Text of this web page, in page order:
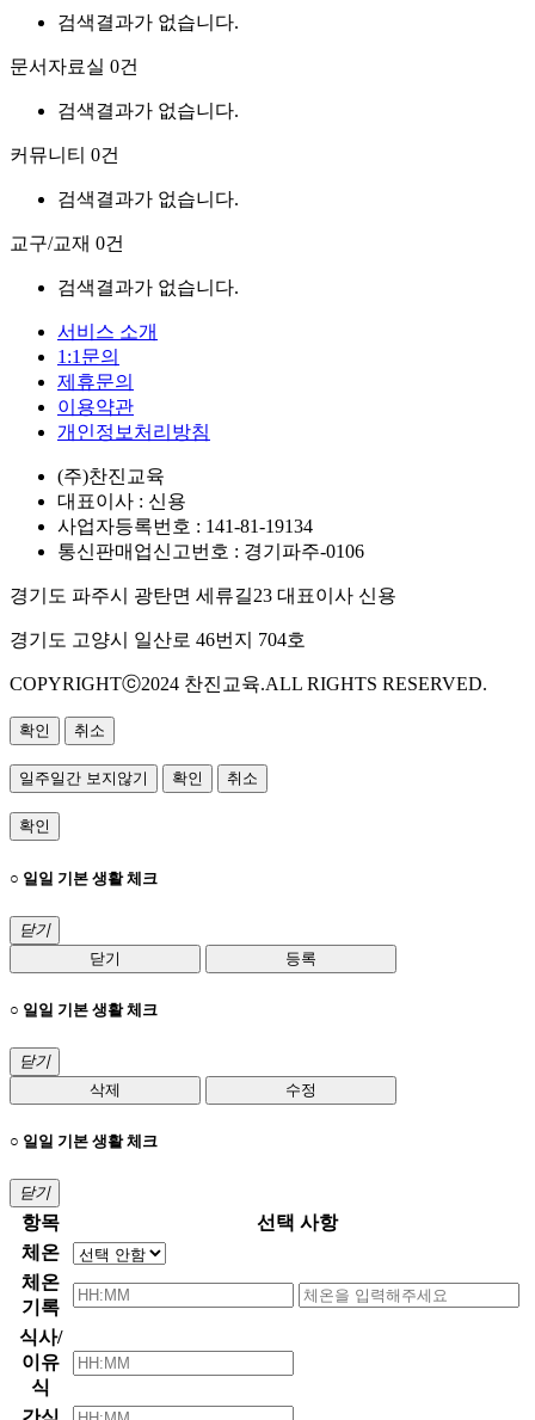
검색결과가 없습니다.
문서자료실 0건
검색결과가 없습니다.
커뮤니티 0건
검색결과가 없습니다.
교구/교재 0건
검색결과가 없습니다.
서비스 소개
1:1문의
제휴문의
이용약관
개인정보처리방침
(주)찬진교육
대표이사 : 신용
사업자등록번호 : 141-81-19134
통신판매업신고번호 : 경기파주-0106
경기도 파주시 광탄면 세류길23 대표이사 신용
경기도 고양시 일산로 46번지 704호
COPYRIGHTⓒ2024 찬진교육.ALL RIGHTS RESERVED.
확인 취소
일주일간 보지않기 확인 취소
확인
○ 일일 기본 생활 체크
닫기
닫기
등록
○ 일일 기본 생활 체크
닫기
삭제
수정
○ 일일 기본 생활 체크
닫기
항목
선택 사항
체온
체온
기록
식사/
이유
식